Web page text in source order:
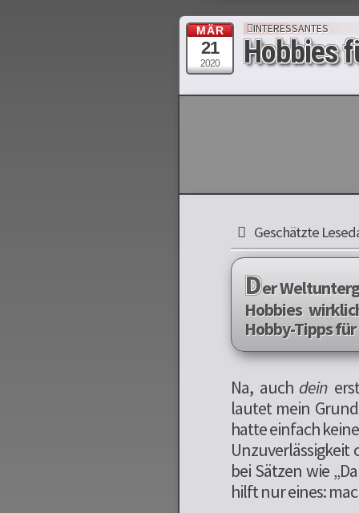
MÄR
21
2020
INTERESSANTES
Hobbies
Geschätzte
Der
Hobbies
Hobby-Tipps
Na, auch dein
lautet mein
hatte einfach
Unzuverlässigkeit
bei Sätzen wie
hilft nur eines: